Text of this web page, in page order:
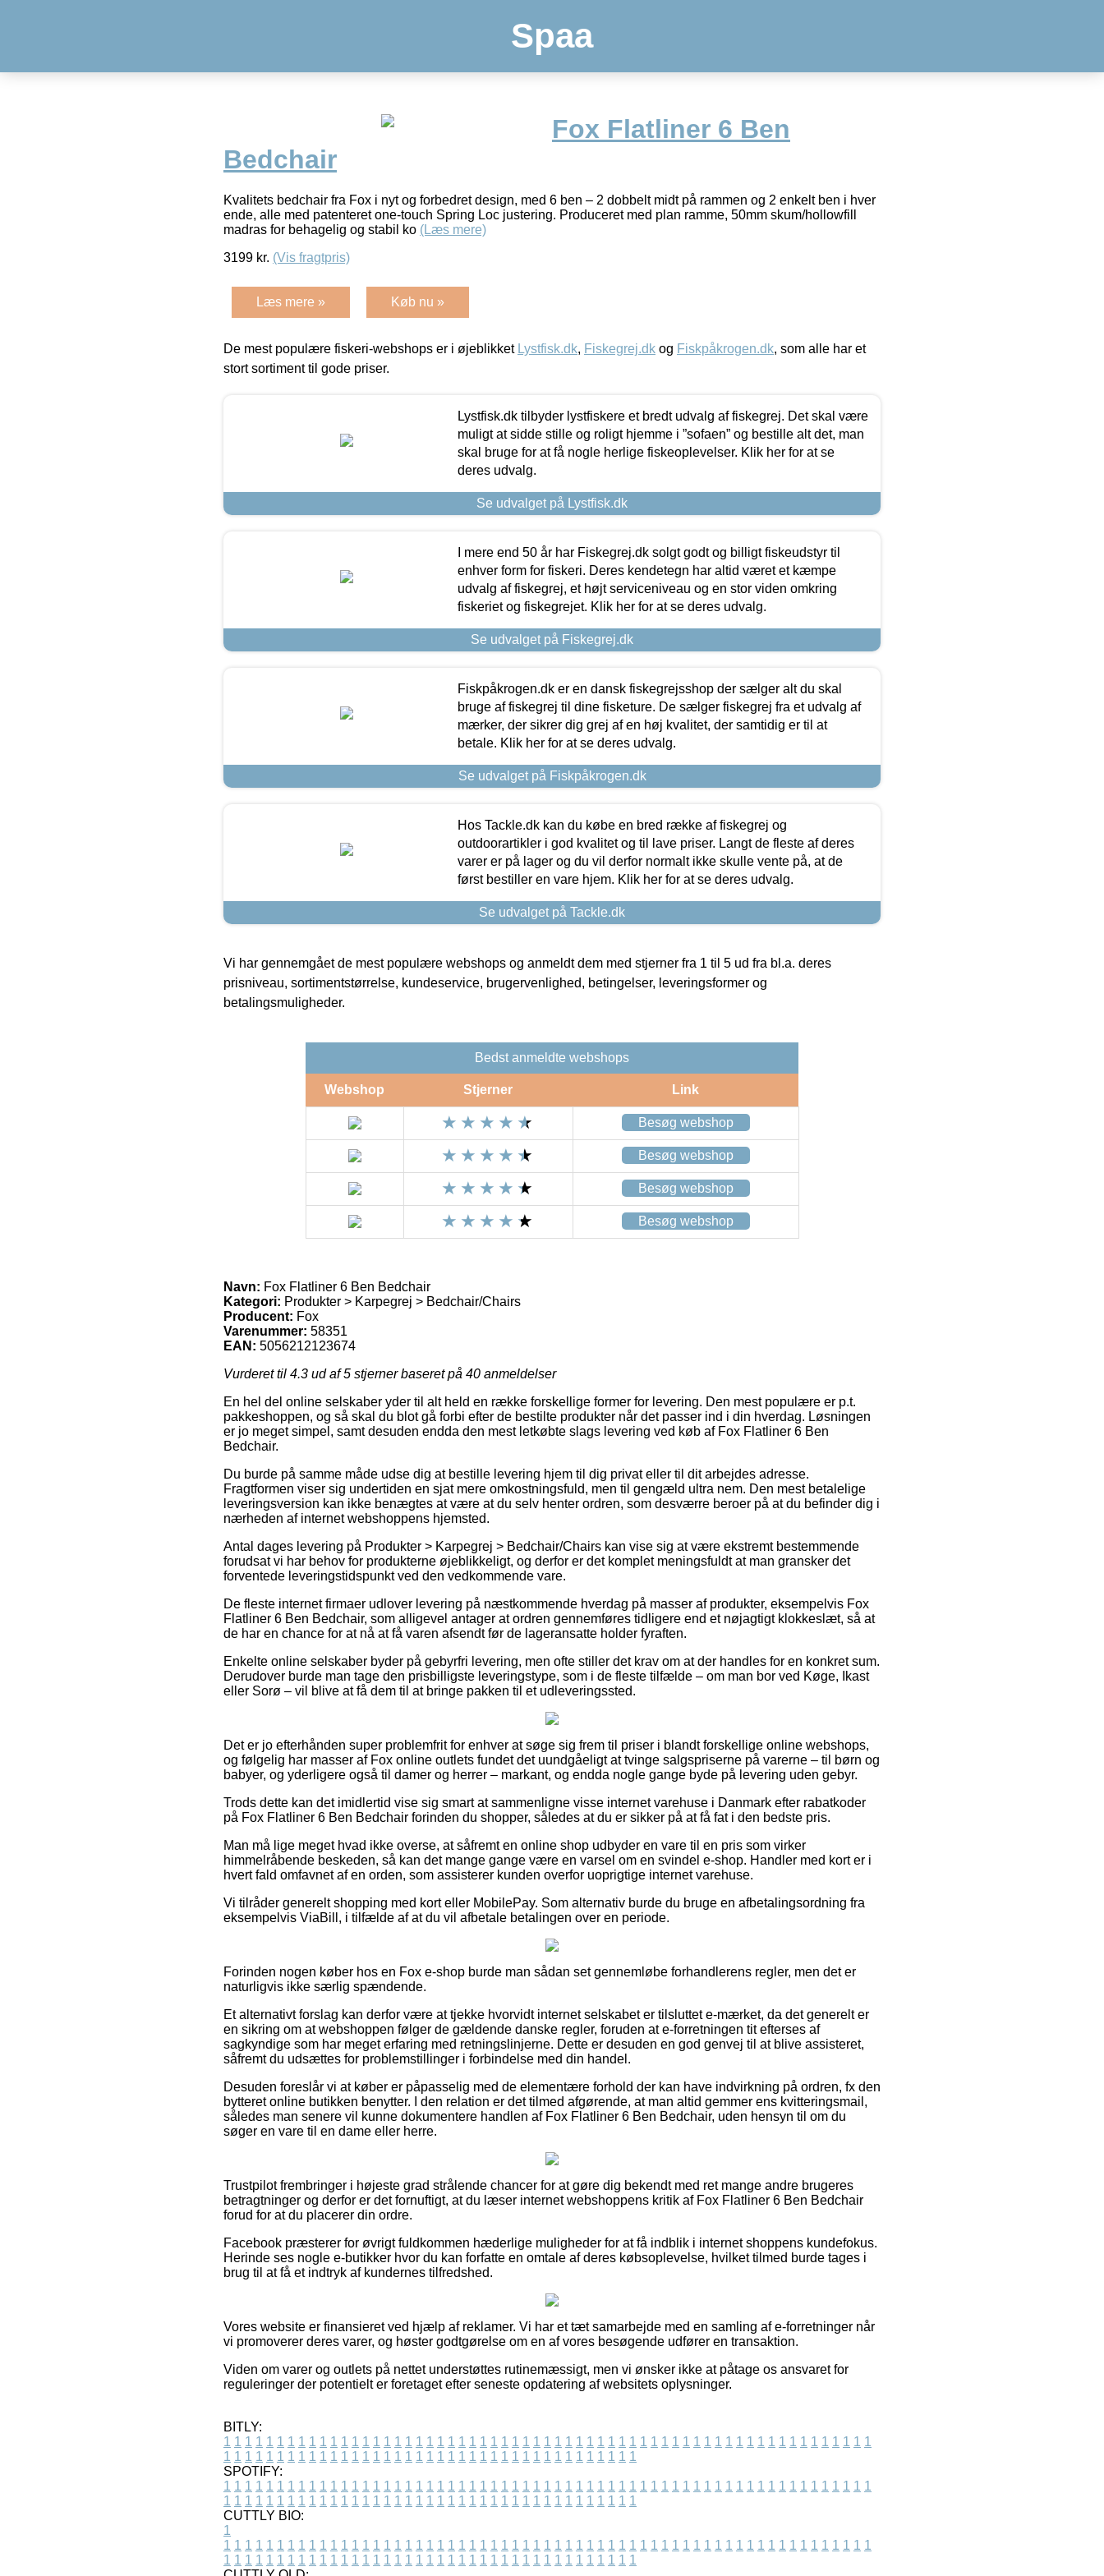
Spaa
Fox Flatliner 6 Ben
Bedchair
Kvalitets bedchair fra Fox i nyt og forbedret design, med 6 ben – 2 dobbelt midt på rammen og 2 enkelt ben i hver
ende, alle med patenteret one-touch Spring Loc justering. Produceret med plan ramme, 50mm skum/hollowfill
madras for behagelig og stabil ko (Læs mere)
3199 kr. (Vis fragtpris)
Læs mere » Køb nu »
De mest populære fiskeri-webshops er i øjeblikket Lystfisk.dk, Fiskegrej.dk og Fiskpåkrogen.dk, som alle har et
stort sortiment til gode priser.
Lystfisk.dk tilbyder lystfiskere et bredt udvalg af fiskegrej. Det skal være
muligt at sidde stille og roligt hjemme i ”sofaen” og bestille alt det, man
skal bruge for at få nogle herlige fiskeoplevelser. Klik her for at se
deres udvalg.
Se udvalget på Lystfisk.dk
I mere end 50 år har Fiskegrej.dk solgt godt og billigt fiskeudstyr til
enhver form for fiskeri. Deres kendetegn har altid været et kæmpe
udvalg af fiskegrej, et højt serviceniveau og en stor viden omkring
fiskeriet og fiskegrejet. Klik her for at se deres udvalg.
Se udvalget på Fiskegrej.dk
Fiskpåkrogen.dk er en dansk fiskegrejsshop der sælger alt du skal
bruge af fiskegrej til dine fisketure. De sælger fiskegrej fra et udvalg af
mærker, der sikrer dig grej af en høj kvalitet, der samtidig er til at
betale. Klik her for at se deres udvalg.
Se udvalget på Fiskpåkrogen.dk
Hos Tackle.dk kan du købe en bred række af fiskegrej og
outdoorartikler i god kvalitet og til lave priser. Langt de fleste af deres
varer er på lager og du vil derfor normalt ikke skulle vente på, at de
først bestiller en vare hjem. Klik her for at se deres udvalg.
Se udvalget på Tackle.dk
Vi har gennemgået de mest populære webshops og anmeldt dem med stjerner fra 1 til 5 ud fra bl.a. deres
prisniveau, sortimentstørrelse, kundeservice, brugervenlighed, betingelser, leveringsformer og
betalingsmuligheder.
Bedst anmeldte webshops
Webshop Stjerner Link
Besøg webshop
Besøg webshop
Besøg webshop
Besøg webshop
Navn: Fox Flatliner 6 Ben Bedchair
Kategori: Produkter > Karpegrej > Bedchair/Chairs
Producent: Fox
Varenummer: 58351
EAN: 5056212123674
Vurderet til 4.3 ud af 5 stjerner baseret på 40 anmeldelser
En hel del online selskaber yder til alt held en række forskellige former for levering. Den mest populære er p.t.
pakkeshoppen, og så skal du blot gå forbi efter de bestilte produkter når det passer ind i din hverdag. Løsningen
er jo meget simpel, samt desuden endda den mest letkøbte slags levering ved køb af Fox Flatliner 6 Ben
Bedchair.
Du burde på samme måde udse dig at bestille levering hjem til dig privat eller til dit arbejdes adresse.
Fragtformen viser sig undertiden en sjat mere omkostningsfuld, men til gengæld ultra nem. Den mest betalelige
leveringsversion kan ikke benægtes at være at du selv henter ordren, som desværre beroer på at du befinder dig i
nærheden af internet webshoppens hjemsted.
Antal dages levering på Produkter > Karpegrej > Bedchair/Chairs kan vise sig at være ekstremt bestemmende
forudsat vi har behov for produkterne øjeblikkeligt, og derfor er det komplet meningsfuldt at man gransker det
forventede leveringstidspunkt ved den vedkommende vare.
De fleste internet firmaer udlover levering på næstkommende hverdag på masser af produkter, eksempelvis Fox
Flatliner 6 Ben Bedchair, som alligevel antager at ordren gennemføres tidligere end et nøjagtigt klokkeslæt, så at
de har en chance for at nå at få varen afsendt før de lageransatte holder fyraften.
Enkelte online selskaber byder på gebyrfri levering, men ofte stiller det krav om at der handles for en konkret sum.
Derudover burde man tage den prisbilligste leveringstype, som i de fleste tilfælde – om man bor ved Køge, Ikast
eller Sorø – vil blive at få dem til at bringe pakken til et udleveringssted.
Det er jo efterhånden super problemfrit for enhver at søge sig frem til priser i blandt forskellige online webshops,
og følgelig har masser af Fox online outlets fundet det uundgåeligt at tvinge salgspriserne på varerne – til børn og
babyer, og yderligere også til damer og herrer – markant, og endda nogle gange byde på levering uden gebyr.
Trods dette kan det imidlertid vise sig smart at sammenligne visse internet varehuse i Danmark efter rabatkoder
på Fox Flatliner 6 Ben Bedchair forinden du shopper, således at du er sikker på at få fat i den bedste pris.
Man må lige meget hvad ikke overse, at såfremt en online shop udbyder en vare til en pris som virker
himmelråbende beskeden, så kan det mange gange være en varsel om en svindel e-shop. Handler med kort er i
hvert fald omfavnet af en orden, som assisterer kunden overfor uoprigtige internet varehuse.
Vi tilråder generelt shopping med kort eller MobilePay. Som alternativ burde du bruge en afbetalingsordning fra
eksempelvis ViaBill, i tilfælde af at du vil afbetale betalingen over en periode.
Forinden nogen køber hos en Fox e-shop burde man sådan set gennemløbe forhandlerens regler, men det er
naturligvis ikke særlig spændende.
Et alternativt forslag kan derfor være at tjekke hvorvidt internet selskabet er tilsluttet e-mærket, da det generelt er
en sikring om at webshoppen følger de gældende danske regler, foruden at e-forretningen tit efterses af
sagkyndige som har meget erfaring med retningslinjerne. Dette er desuden en god genvej til at blive assisteret,
såfremt du udsættes for problemstillinger i forbindelse med din handel.
Desuden foreslår vi at køber er påpasselig med de elementære forhold der kan have indvirkning på ordren, fx den
bytteret online butikken benytter. I den relation er det tilmed afgørende, at man altid gemmer ens kvitteringsmail,
således man senere vil kunne dokumentere handlen af Fox Flatliner 6 Ben Bedchair, uden hensyn til om du
søger en vare til en dame eller herre.
Trustpilot frembringer i højeste grad strålende chancer for at gøre dig bekendt med ret mange andre brugeres
betragtninger og derfor er det fornuftigt, at du læser internet webshoppens kritik af Fox Flatliner 6 Ben Bedchair
forud for at du placerer din ordre.
Facebook præsterer for øvrigt fuldkommen hæderlige muligheder for at få indblik i internet shoppens kundefokus.
Herinde ses nogle e-butikker hvor du kan forfatte en omtale af deres købsoplevelse, hvilket tilmed burde tages i
brug til at få et indtryk af kundernes tilfredshed.
Vores website er finansieret ved hjælp af reklamer. Vi har et tæt samarbejde med en samling af e-forretninger når
vi promoverer deres varer, og høster godtgørelse om en af vores besøgende udfører en transaktion.
Viden om varer og outlets på nettet understøttes rutinemæssigt, men vi ønsker ikke at påtage os ansvaret for
reguleringer der potentielt er foretaget efter seneste opdatering af websitets oplysninger.
BITLY:
1 1 1 1 1 1 1 1 1 1 1 1 1 1 1 1 1 1 1 1 1 1 1 1 1 1 1 1 1 1 1 1 1 1 1 1 1 1 1 1 1 1 1 1 1 1 1 1 1 1 1 1 1 1 1 1 1 1 1 1 1
1 1 1 1 1 1 1 1 1 1 1 1 1 1 1 1 1 1 1 1 1 1 1 1 1 1 1 1 1 1 1 1 1 1 1 1 1 1 1
SPOTIFY:
1 1 1 1 1 1 1 1 1 1 1 1 1 1 1 1 1 1 1 1 1 1 1 1 1 1 1 1 1 1 1 1 1 1 1 1 1 1 1 1 1 1 1 1 1 1 1 1 1 1 1 1 1 1 1 1 1 1 1 1 1
1 1 1 1 1 1 1 1 1 1 1 1 1 1 1 1 1 1 1 1 1 1 1 1 1 1 1 1 1 1 1 1 1 1 1 1 1 1 1
CUTTLY BIO:
1
1 1 1 1 1 1 1 1 1 1 1 1 1 1 1 1 1 1 1 1 1 1 1 1 1 1 1 1 1 1 1 1 1 1 1 1 1 1 1 1 1 1 1 1 1 1 1 1 1 1 1 1 1 1 1 1 1 1 1 1 1
1 1 1 1 1 1 1 1 1 1 1 1 1 1 1 1 1 1 1 1 1 1 1 1 1 1 1 1 1 1 1 1 1 1 1 1 1 1 1